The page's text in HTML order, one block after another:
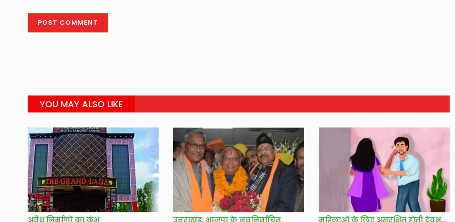
YOU MAY ALSO LIKE
अवैध निर्माणों का कुंभ उत्तराखंड: भाजपा के नवनिर्वाचित महिलाओं के लिए असुरक्षित होती देवभूमि